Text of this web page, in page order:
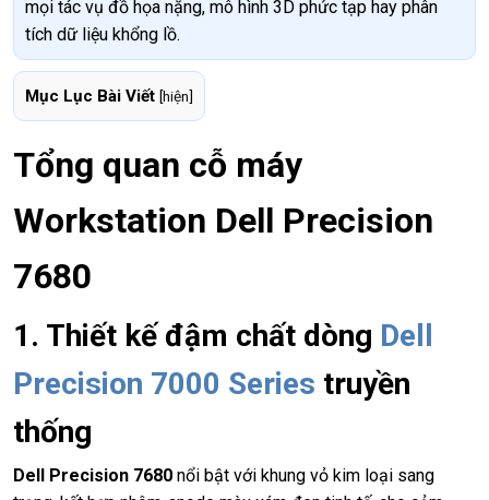
mọi tác vụ đồ họa nặng, mô hình 3D phức tạp hay phân
tích dữ liệu khổng lồ.
Mục Lục Bài Viết [hiện]
Tổng quan cỗ máy
Workstation Dell Precision
7680
1. Thiết kế đậm chất dòng Dell
Precision 7000 Series truyền
thống
Dell Precision 7680 nổi bật với khung vỏ kim loại sang